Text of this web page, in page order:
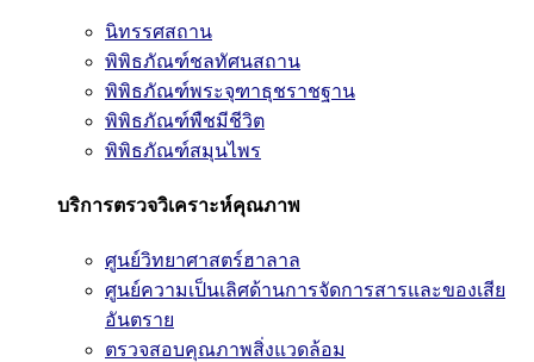
นิทรรศสถาน
พิพิธภัณฑ์ชลทัศนสถาน
พิพิธภัณฑ์พระจุฑาธุชราชฐาน
พิพิธภัณฑ์พืชมีชีวิต
พิพิธภัณฑ์สมุนไพร
บริการตรวจวิเคราะห์คุณภาพ
ศูนย์วิทยาศาสตร์ฮาลาล
ศูนย์ความเป็นเลิศด้านการจัดการสารและของเสีย
อันตราย
ตรวจสอบคุณภาพสิ่งแวดล้อม